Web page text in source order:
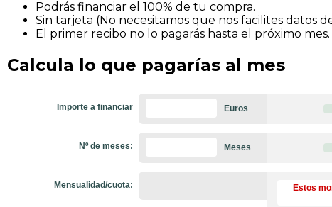
Podrás financiar el 100% de tu compra.
Sin tarjeta (No necesitamos que nos facilites datos
El primer recibo no lo pagarás hasta el próximo mes.
Calcula lo que pagarías al mes
Importe a financiar Euros
Nº de meses: Meses
Mensualidad/cuota:
Estos